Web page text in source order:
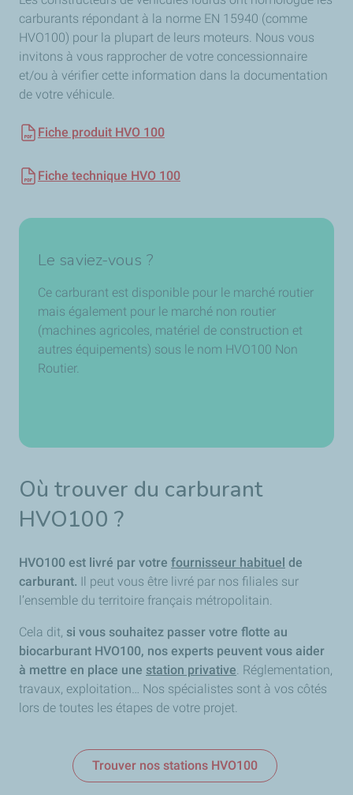
carburants répondant à la norme EN 15940 (comme
HVO100) pour la plupart de leurs moteurs. Nous vous
invitons à vous rapprocher de votre concessionnaire
et/ou à vérifier cette information dans la documentation
de votre véhicule.
Fiche produit HVO 100
Fiche technique HVO 100
Le saviez-vous ?
Ce carburant est disponible pour le marché routier
mais également pour le marché non routier
(machines agricoles, matériel de construction et
autres équipements) sous le nom HVO100 Non
Routier.
Où trouver du carburant
HVO100 ?
HVO100 est livré par votre fournisseur habituel de
carburant. Il peut vous être livré par nos filiales sur
l’ensemble du territoire français métropolitain.
Cela dit, si vous souhaitez passer votre flotte au
biocarburant HVO100, nos experts peuvent vous aider
à mettre en place une station privative. Réglementation,
travaux, exploitation… Nos spécialistes sont à vos côtés
lors de toutes les étapes de votre projet.
Trouver nos stations HVO100